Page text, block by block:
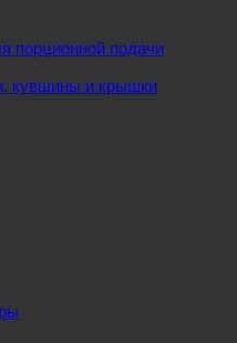
порционной подачи
кувшины и крышки